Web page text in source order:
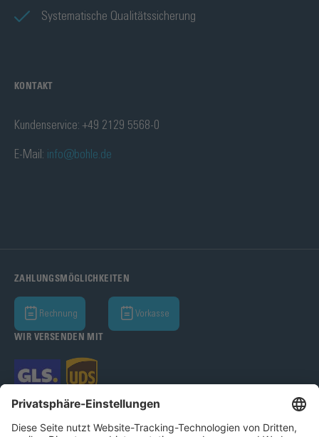
Systematische Qualitätssicherung
KONTAKT
Kundenservice: +49 2129 5568-0
E-Mail: info@bohle.de
ZAHLUNGSMÖGLICHKEITEN
Rechnung Vorkasse
WIR VERSENDEN MIT